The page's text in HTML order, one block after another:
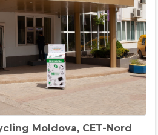
Moldova, CET-Nord